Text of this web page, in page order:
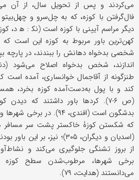
فال‌گرفتن با کوزه، که به چل‌سرو و
دیگر مراسم آیینی با کوزه است (نک‍ : ه‍ د،
کهن‌ترین باور مربوط به کوزه این است که
شخصی بدخواه دهانش را ببندند، در پارچه
طنزگونه از آقاجمال خوانساری، آمده است
کند و با پول به‌دست‌آمده کوزه‌ بخرد،
(ص ۶-۷). کردها باور داشتند که
بدشگون است (افندی، ۹۴). در
که شکستن کوزۀ خاکستر پشت سر مسافر
(اسدیان و دیگران، ۳۰۵)؛ نیز،
از بروز تشنگی جلوگیری می‌کند و
برخی شهرها، مرطوب‌شدن سطح کوزه
می‌دانستند (هدایت، ۷۹).